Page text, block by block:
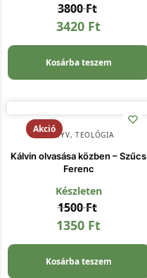
3800Ft
3420 Ft
Kosárba teszem
AkcióKÖNYV, TEOLÓGIA
Kálvin olvasása közben – Szűcs
Ferenc
Készleten
1500Ft
1350 Ft
Kosárba teszem